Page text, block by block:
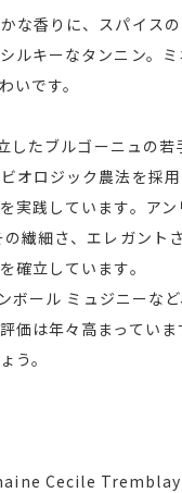
な香りに、スパイス
ルキーなタンニン。
いです。
たブルゴーニュの若
オロジック農法を採
実践しています。ア
繊細さ、エレガント
確立しています。
ボール ミュジニーな
価は年々高まってい
う。
Cecile